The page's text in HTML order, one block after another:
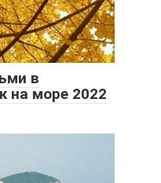
в
на море 2022